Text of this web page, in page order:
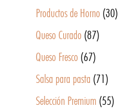
Productos de Horno (30)
Queso Curado (87)
Queso Fresco (67)
Salsa para pasta (71)
Selección Premium (55)